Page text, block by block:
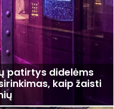
patirtys didelėms
kaip žaisti